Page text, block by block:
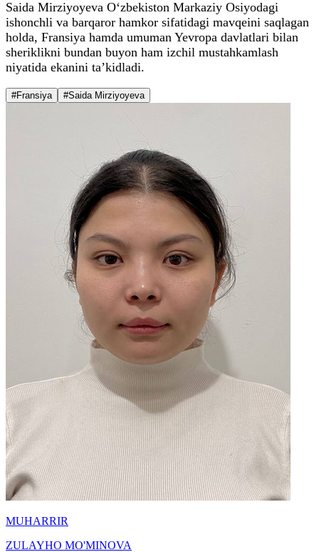
Saida Mirziyoyeva O‘zbekiston Markaziy Osiyodagi
ishonchli va barqaror hamkor sifatidagi mavqeini saqlagan
holda, Fransiya hamda umuman Yevropa davlatlari bilan
sheriklikni bundan buyon ham izchil mustahkamlash
niyatida ekanini ta’kidladi.
#Fransiya #Saida Mirziyoyeva
MUHARRIR
ZULAYHO MO'MINOVA